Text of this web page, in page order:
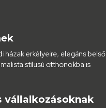
házak erkélyeire, elegáns belső
stílusú otthonokba is
vállalkozásoknak